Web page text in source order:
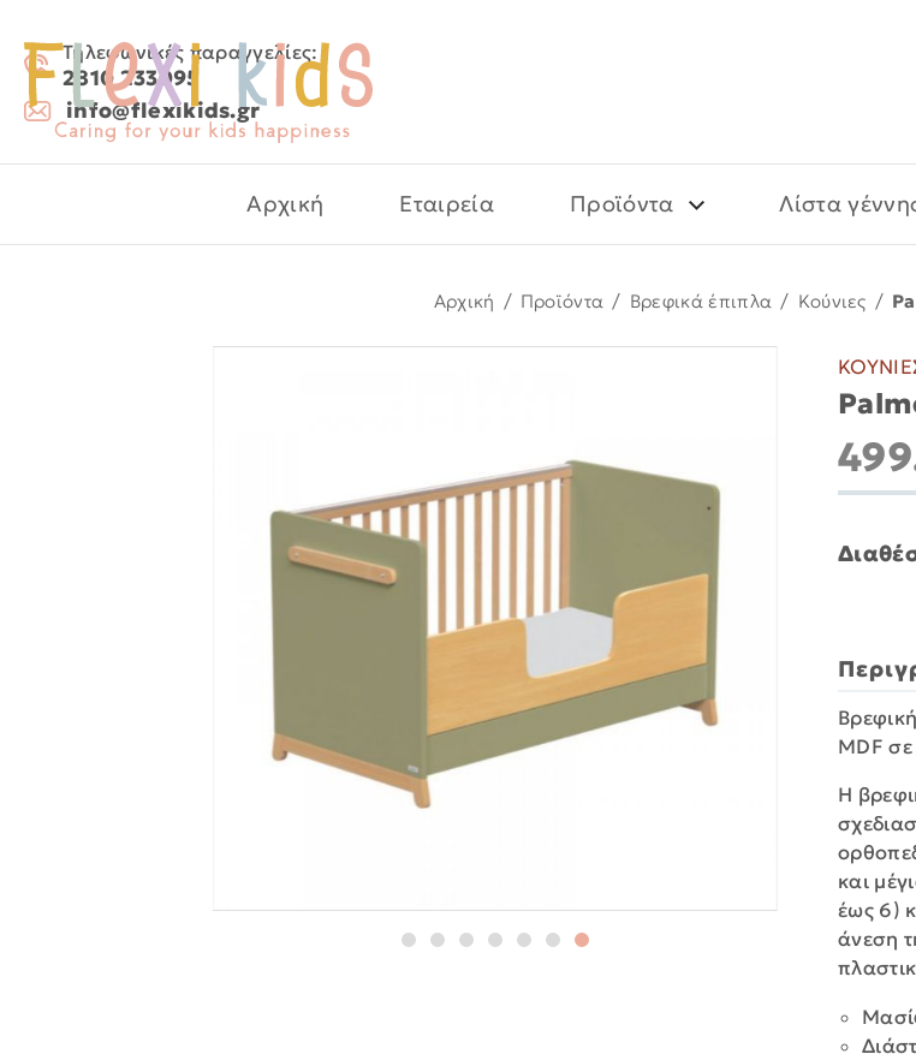
Τηλεφωνικές παραγγελίες:
2810 233095
info@flexikids.gr
Αρχική Εταιρεία Προϊόντα Λίστα
Αρχική / Προϊόντα / Βρεφικά έπιπλα / Κούνιες /
MDF
Η
και
έως 6)
άνεση